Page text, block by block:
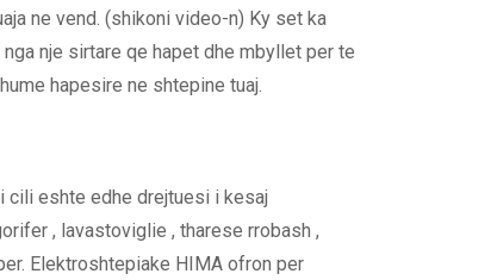
ne vend. (shikoni video-n) Ky set ka
nje sirtare qe hapet dhe mbyllet per te
hapesire ne shtepine tuaj.
cili eshte edhe drejtuesi i kesaj
, lavastoviglie , tharese rrobash ,
Elektroshtepiake HIMA ofron per